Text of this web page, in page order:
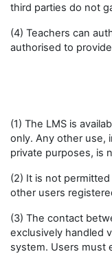
third parties do not
(4) Teachers can
authorised to
(1) The LMS is
only. Any other use,
private purposes, is
(2) It is not
other users
(3) The contact
exclusively handled
system. Users must